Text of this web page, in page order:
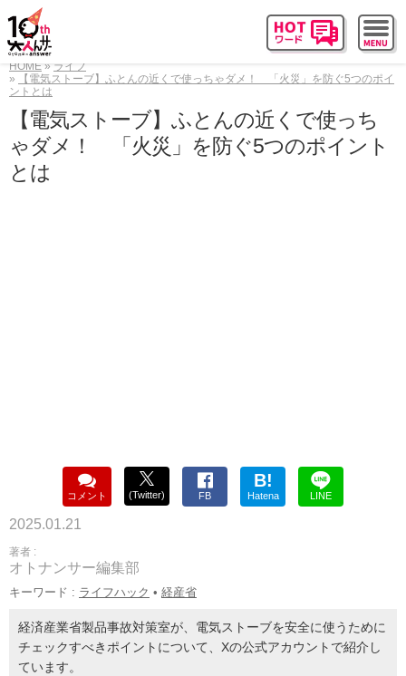
HOME
ライフ
【電気ストーブ】ふとんの近くで使っちゃダメ！ 「火災」を防ぐ5つのポイ
ントとは
【電気ストーブ】ふとんの近くで使っち
ゃダメ！ 「火災」を防ぐ5つのポイント
とは
コメント (Twitter) FB
B!
Hatena LINE
2025.01.21
著者 :
オトナンサー編集部
キーワード : ライフハック • 経産省
経済産業省製品事故対策室が、電気ストーブを安全に使うために
チェックすべきポイントについて、Xの公式アカウントで紹介し
ています。